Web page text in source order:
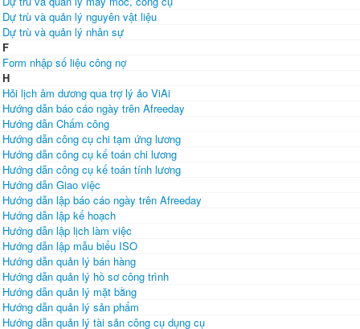
Dự trù và quản lý nguyên vật liệu
Dự trù và quản lý nhân sự
F
Form nhập số liệu công nợ
H
Hỏi lịch âm dương qua trợ lý ảo ViAi
Hướng dẫn báo cáo ngày trên Afreeday
Hướng dẫn Chấm công
Hướng dẫn công cụ chi tạm ứng lương
Hướng dẫn công cụ kế toán chi lương
Hướng dẫn công cụ kế toán tính lương
Hướng dẫn Giao việc
Hướng dẫn lập báo cáo ngày trên Afreeday
Hướng dẫn lập kế hoạch
Hướng dẫn lập lịch làm việc
Hướng dẫn lập mẫu biểu ISO
Hướng dẫn quản lý bán hàng
Hướng dẫn quản lý hồ sơ công trình
Hướng dẫn quản lý mặt bằng
Hướng dẫn quản lý sản phẩm
Hướng dẫn quản lý tài sản công cụ dụng cụ